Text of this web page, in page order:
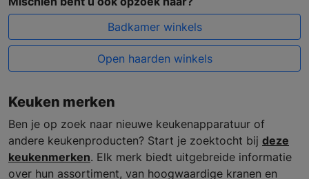
Badkamer winkels
Open haarden winkels
Keuken merken
Ben je op zoek naar nieuwe keukenapparatuur of
andere keukenproducten? Start je zoektocht bij deze
keukenmerken. Elk merk biedt uitgebreide informatie
over hun assortiment, van hoogwaardige kranen en